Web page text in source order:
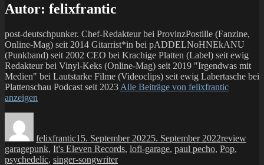
Autor: felixfrantic
post-deutschpunker. Chef-Redakteur bei ProvinzPostille (Fanzine,
Online-Mag) seit 2014 Gitarrist*in bei pADDELNoHNEkANU
(Punkband) seit 2002 CEO bei Krachige Platten (Label) seit ewig
Redakteur bei Vinyl-Keks (Online-Mag) seit 2019 "Irgendwas mit
Medien" bei Lautstarke Filme (Videoclips) seit ewig Labertasche bei
Plattenschau Podcast seit 2023 Alle Beiträge von felixfrantic
anzeigen
felixfrantic15. September 20225. September 2022review
garagepunk, It's Eleven Records, lofi-garage, paul pecho, Pop,
psychedelic, singer-songwriter